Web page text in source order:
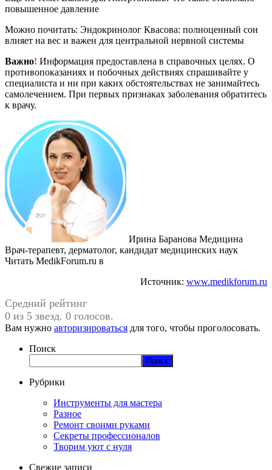
повышенное давление
Можно почитать: Эндокринолог Квасова: полноценный сон
влияет на вес и важен для центральной нервной системы
Важно! Информация предоставлена в справочных целях. О
противопоказаниях и побочных действиях спрашивайте у
специалиста и ни при каких обстоятельствах не занимайтесь
самолечением. При первых признаках заболевания обратитесь
к врачу.
Ирина Баранова Медицина
Врач-терапевт, дерматолог, кандидат медицинских наук
Читать MedikForum.ru в
Источник: www.medikforum.ru
Средний рейтинг
0 из 5 звезд. 0 голосов.
Вам нужно авторизироваться для того, чтобы проголосовать.
Поиск
Поиск
Рубрики
Инструменты для мастера
Разное
Ремонт своими руками
Секреты профессионалов
Творим уют с нуля
Свежие записи